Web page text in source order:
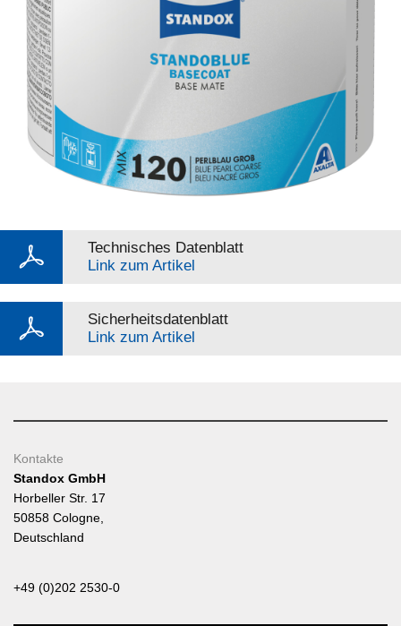
Technisches Datenblatt
Link zum Artikel
Sicherheitsdatenblatt
Link zum Artikel
Kontakte
Standox GmbH
Horbeller Str. 17
50858 Cologne,
Deutschland
+49 (0)202 2530-0